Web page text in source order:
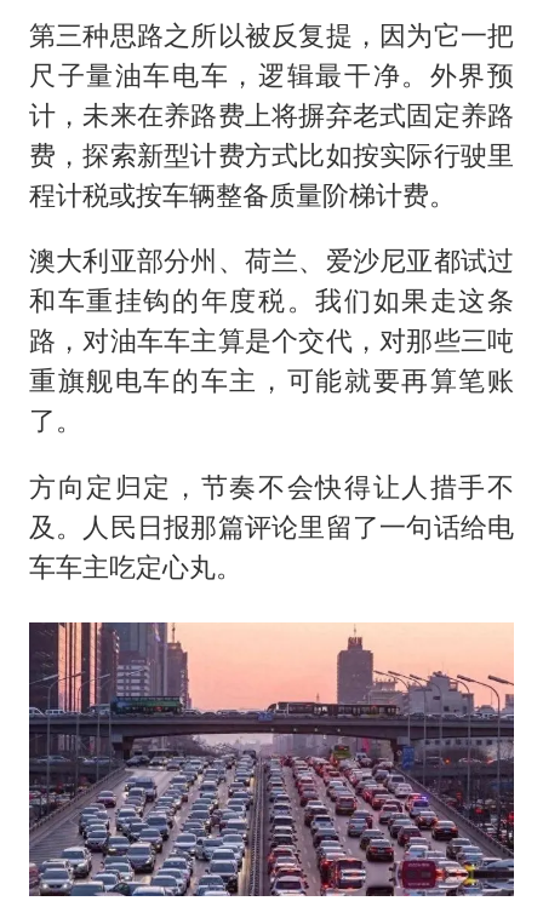
第三种思路之所以被反复提，因为它一把
尺子量油车电车，逻辑最干净。外界预
计，未来在养路费上将摒弃老式固定养路
费，探索新型计费方式比如按实际行驶里
程计税或按车辆整备质量阶梯计费。
澳大利亚部分州、荷兰、爱沙尼亚都试过
和车重挂钩的年度税。我们如果走这条
路，对油车车主算是个交代，对那些三吨
重旗舰电车的车主，可能就要再算笔账
了。
方向定归定，节奏不会快得让人措手不
及。人民日报那篇评论里留了一句话给电
车车主吃定心丸。